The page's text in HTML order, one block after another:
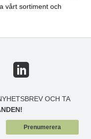
vårt sortiment och
OCH TA
Prenumerera